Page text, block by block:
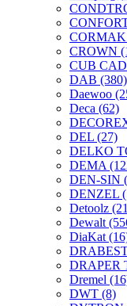
CORMAK
CROWN
CUB
DAB (380)
Daewoo
Deca (62)
DEL (27)
DELKO
DEMA
DEN-SIN
DENZEL
Detoolz
Dewalt
DiaKat
DRAPER
Dremel
DWT (8)